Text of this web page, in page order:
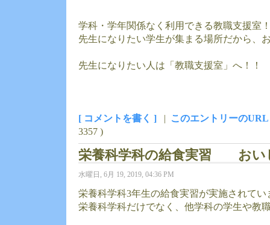
学科・学年関係なく利用できる教職支援室
先生になりたい学生が集まる場所だから、
先生になりたい人は「教職支援室」へ！！
[ コメントを書く ] | このエントリーのURL
3357 )
栄養科学科の給食実習 おい
水曜日, 6月 19, 2019, 04:36 PM
栄養科学科3年生の給食実習が実施されてい
栄養科学科だけでなく、他学科の学生や教